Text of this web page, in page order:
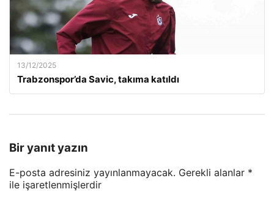
13/12/2025
Trabzonspor’da Savic, takıma katıldı
Bir yanıt yazın
E-posta adresiniz yayınlanmayacak. Gerekli alanlar *
ile işaretlenmişlerdir